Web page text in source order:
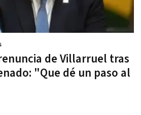
de Villarruel tras
"Que dé un paso al